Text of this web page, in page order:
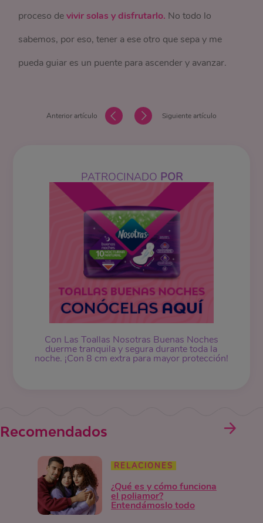
proceso devivir solas y disfrutarlo. No todo lo
sabemos, por eso, tener a ese otro que sepa y me
pueda guiar es un puente para ascender y avanzar.
Anterior artículo Siguiente artículo
PATROCINADO POR
Con Las Toallas Nosotras Buenas Noches
duerme tranquila y segura durante toda la
noche. ¡Con 8 cm extra para mayor protección!
Recomendados
RELACIONES
¿Qué es y cómo funciona
el poliamor?
Entendámoslo todo